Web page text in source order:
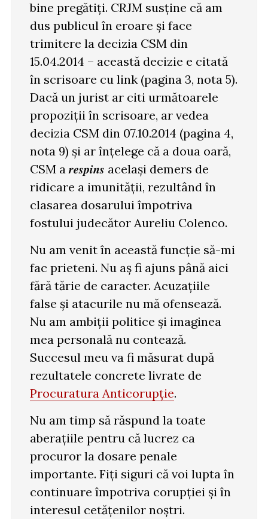
bine pregătiți. CRJM susține că am
dus publicul în eroare și face
trimitere la decizia CSM din
15.04.2014 – această decizie e citată
în scrisoare cu link (pagina 3, nota 5).
Dacă un jurist ar citi următoarele
propoziții în scrisoare, ar vedea
decizia CSM din 07.10.2014 (pagina 4,
nota 9) și ar înțelege că a doua oară,
CSM a 𝒓𝒆𝒔𝒑𝒊𝒏𝒔 același demers de
ridicare a imunității, rezultând în
clasarea dosarului împotriva
fostului judecător Aureliu Colenco.
Nu am venit în această funcție să-mi
fac prieteni. Nu aș fi ajuns până aici
fără tărie de caracter. Acuzațiile
false și atacurile nu mă ofensează.
Nu am ambiții politice și imaginea
mea personală nu contează.
Succesul meu va fi măsurat după
rezultatele concrete livrate de
Procuratura Anticorupție.
Nu am timp să răspund la toate
aberațiile pentru că lucrez ca
procuror la dosare penale
importante. Fiți siguri că voi lupta în
continuare împotriva corupției și în
interesul cetățenilor noștri.